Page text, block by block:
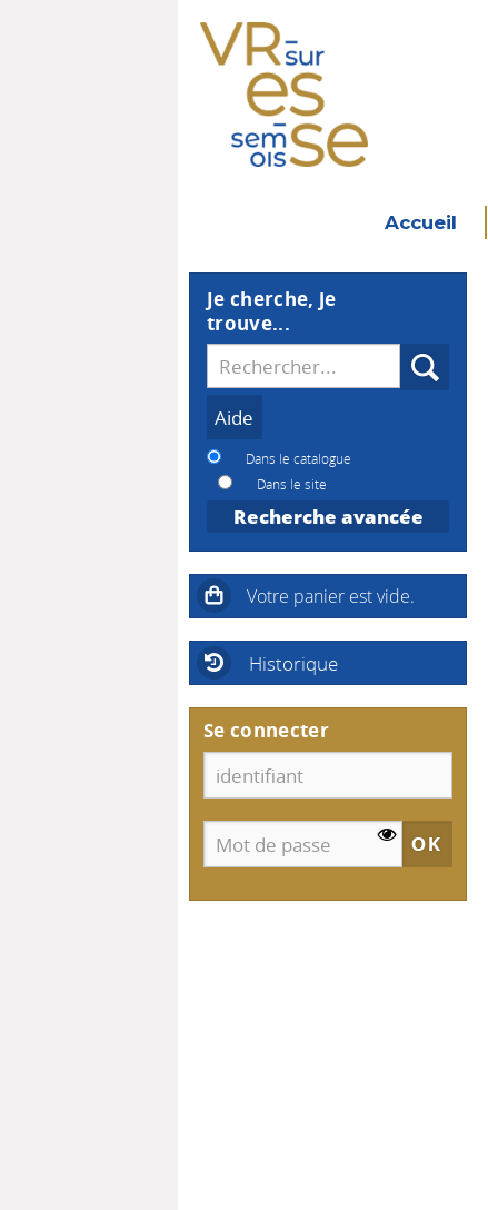
Accueil
Je cherche, je
trouve...
Recherche
Dans le catalogue
Dans le site
Recherche avancée
Historique
Se connecter